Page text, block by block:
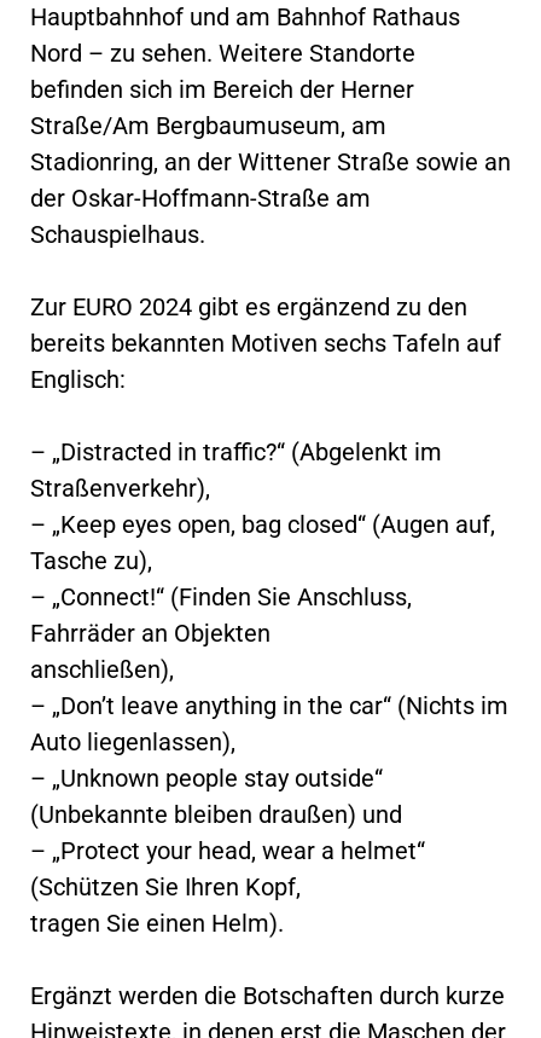
Hauptbahnhof und am Bahnhof Rathaus
Nord – zu sehen. Weitere Standorte
befinden sich im Bereich der Herner
Straße/Am Bergbaumuseum, am
Stadionring, an der Wittener Straße sowie an
der Oskar-Hoffmann-Straße am
Schauspielhaus.
Zur EURO 2024 gibt es ergänzend zu den
bereits bekannten Motiven sechs Tafeln auf
Englisch:
– „Distracted in traffic?“ (Abgelenkt im
Straßenverkehr),
– „Keep eyes open, bag closed“ (Augen auf,
Tasche zu),
– „Connect!“ (Finden Sie Anschluss,
Fahrräder an Objekten
anschließen),
– „Don’t leave anything in the car“ (Nichts im
Auto liegenlassen),
– „Unknown people stay outside“
(Unbekannte bleiben draußen) und
– „Protect your head, wear a helmet“
(Schützen Sie Ihren Kopf,
tragen Sie einen Helm).
Ergänzt werden die Botschaften durch kurze
Hinweistexte, in denen erst die Maschen der